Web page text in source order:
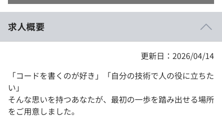
求人概要
更新日：2026/04/14
「コードを書くのが好き」「自分の技術で人の役に立ちた
い」
そんな思いを持つあなたが、最初の一歩を踏み出せる場所
をご用意しました。